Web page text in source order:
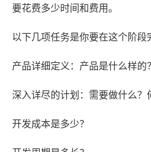
要花费多少时间和费用。
以下几项任务是你要在这个阶段
产品详细定义：产品是什么样的
深入详尽的计划：需要做什么？
开发成本是多少？